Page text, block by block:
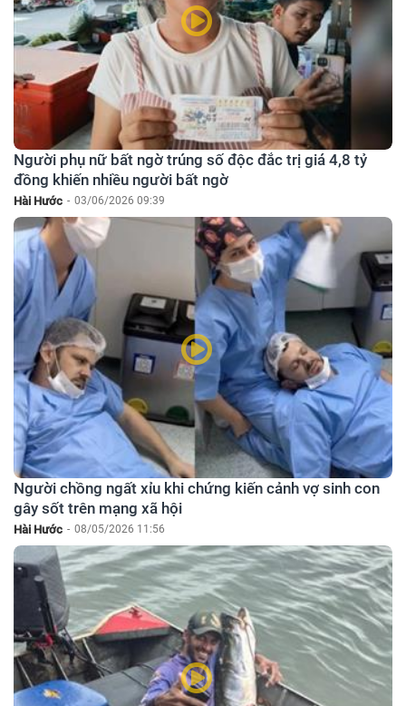
Người phụ nữ bất ngờ trúng số độc đắc trị giá 4,8 tỷ
đồng khiến nhiều người bất ngờ
Hài Hước - 03/06/2026 09:39
Người chồng ngất xỉu khi chứng kiến cảnh vợ sinh con
gây sốt trên mạng xã hội
Hài Hước - 08/05/2026 11:56